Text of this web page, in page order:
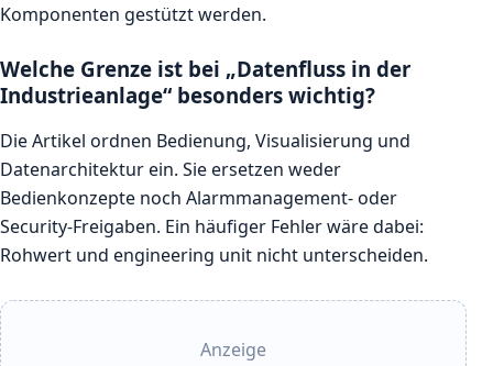
Komponenten gestützt werden.
Welche Grenze ist bei „Datenfluss in der
Industrieanlage“ besonders wichtig?
Die Artikel ordnen Bedienung, Visualisierung und
Datenarchitektur ein. Sie ersetzen weder
Bedienkonzepte noch Alarmmanagement- oder
Security-Freigaben. Ein häufiger Fehler wäre dabei:
Rohwert und engineering unit nicht unterscheiden.
Anzeige